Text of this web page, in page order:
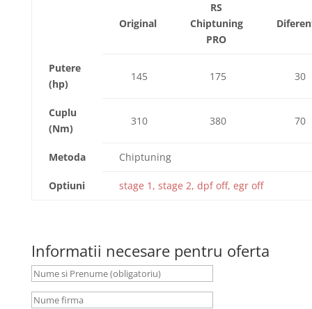
Original
RS
Chiptuning
PRO
Putere
(hp)
145 175 30
Cuplu
(Nm)
310 380 70
Metoda Chiptuning
Optiuni stage 1, stage 2, dpf off, egr off
Informatii necesare pentru oferta